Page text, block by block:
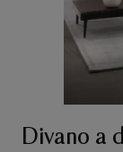
Divano a